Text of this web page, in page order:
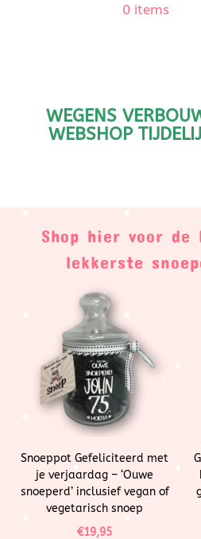
0 items
WEGENS
WEBSHOP
Shop hier voor de
lekkerste
Snoeppot Gefeliciteerd met
je verjaardag – ‘Ouwe
snoeperd’ inclusief vegan of
vegetarisch snoep
€19,95